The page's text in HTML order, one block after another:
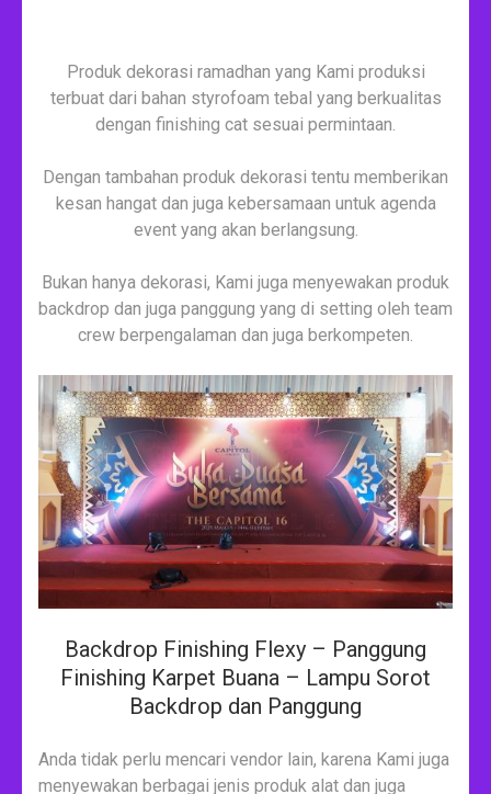
Produk dekorasi ramadhan yang Kami produksi
terbuat dari bahan styrofoam tebal yang berkualitas
dengan finishing cat sesuai permintaan.
Dengan tambahan produk dekorasi tentu memberikan
kesan hangat dan juga kebersamaan untuk agenda
event yang akan berlangsung.
Bukan hanya dekorasi, Kami juga menyewakan produk
backdrop dan juga panggung yang di setting oleh team
crew berpengalaman dan juga berkompeten.
Backdrop Finishing Flexy – Panggung
Finishing Karpet Buana – Lampu Sorot
Backdrop dan Panggung
Anda tidak perlu mencari vendor lain, karena Kami juga
menyewakan berbagai jenis produk alat dan juga